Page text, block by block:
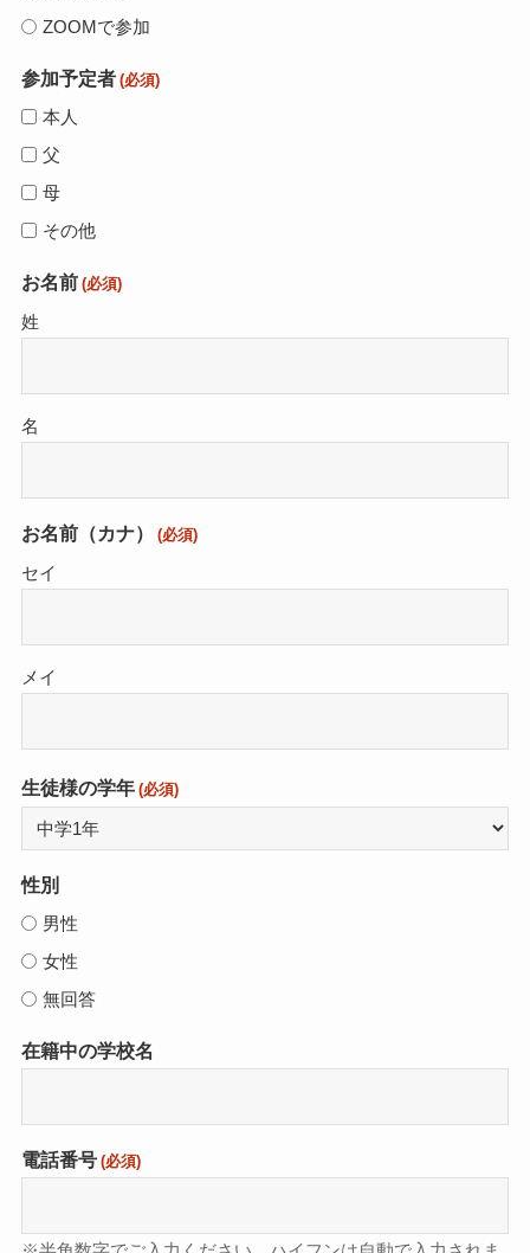
ZOOMで参加
参加予定者 (必須)
本人
父
母
その他
お名前 (必須)
姓
名
お名前（カナ） (必須)
セイ
メイ
生徒様の学年 (必須)
性別
男性
女性
無回答
在籍中の学校名
電話番号 (必須)